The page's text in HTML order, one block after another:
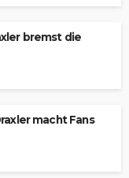
bremst die
macht Fans